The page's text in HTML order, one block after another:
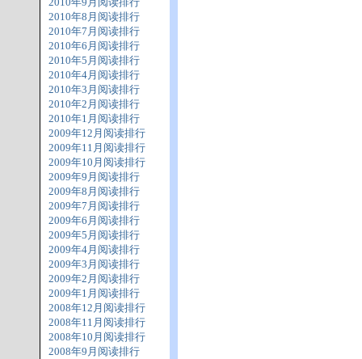
2010年8月阅读排行
2010年7月阅读排行
2010年6月阅读排行
2010年5月阅读排行
2010年4月阅读排行
2010年3月阅读排行
2010年2月阅读排行
2010年1月阅读排行
2009年12月阅读排行
2009年11月阅读排行
2009年10月阅读排行
2009年9月阅读排行
2009年8月阅读排行
2009年7月阅读排行
2009年6月阅读排行
2009年5月阅读排行
2009年4月阅读排行
2009年3月阅读排行
2009年2月阅读排行
2009年1月阅读排行
2008年12月阅读排行
2008年11月阅读排行
2008年10月阅读排行
2008年9月阅读排行